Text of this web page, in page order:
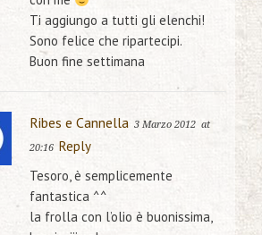
Ti aggiungo a tutti gli elenchi!
Sono felice che ripartecipi.
Buon fine settimana
Ribes e Cannella 3 Marzo 2012 at
20:16 Reply
Tesoro, è semplicemente
fantastica ^^
la frolla con l’olio è buonissima,